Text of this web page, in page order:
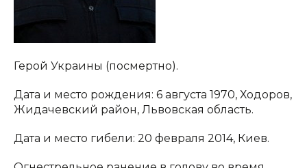
Герой Украины (посмертно).
Дата и место рождения: 6 августа 1970, Ходоров,
Жидачевский район, Львовская область.
Дата и место гибели: 20 февраля 2014, Киев.